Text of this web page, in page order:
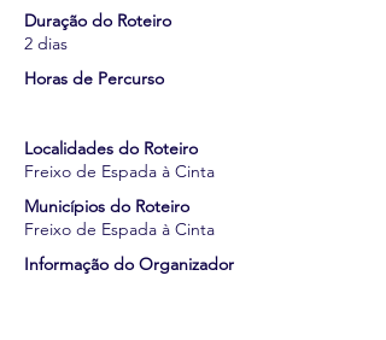
Duração do Roteiro
2 dias
Horas de Percurso
Localidades do Roteiro
Freixo de Espada à Cinta
Municípios do Roteiro
Freixo de Espada à Cinta
Informação do Organizador